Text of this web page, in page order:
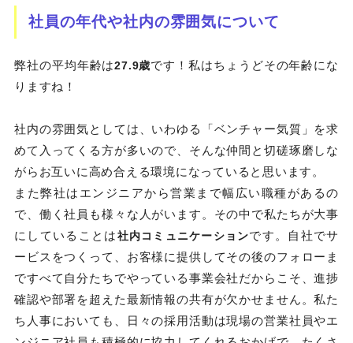
社員の年代や社内の雰囲気について
弊社の平均年齢は27.9歳です！私はちょうどその年齢にな
りますね！
社内の雰囲気としては、いわゆる「ベンチャー気質」を求
めて入ってくる方が多いので、そんな仲間と切磋琢磨しな
がらお互いに高め合える環境になっていると思います。
また弊社はエンジニアから営業まで幅広い職種があるの
で、働く社員も様々な人がいます。その中で私たちが大事
にしていることは社内コミュニケーションです。自社でサ
ービスをつくって、お客様に提供してその後のフォローま
ですべて自分たちでやっている事業会社だからこそ、進捗
確認や部署を超えた最新情報の共有が欠かせません。私た
ち人事においても、日々の採用活動は現場の営業社員やエ